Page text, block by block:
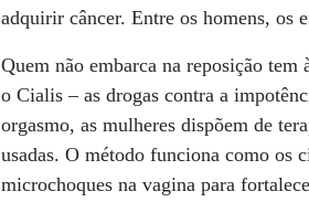
adquirir câncer. Entre os homens, os
Quem não embarca na reposição
o Cialis – as drogas contra a
orgasmo, as mulheres dispõem de
usadas. O método funciona como os
microchoques na vagina para